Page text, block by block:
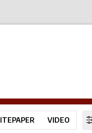
VIDEO